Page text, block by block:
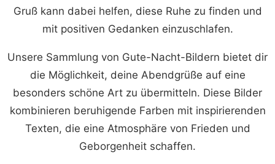
Gruß kann dabei helfen, diese Ruhe zu finden und
mit positiven Gedanken einzuschlafen.
Unsere Sammlung von Gute-Nacht-Bildern bietet dir
die Möglichkeit, deine Abendgrüße auf eine
besonders schöne Art zu übermitteln. Diese Bilder
kombinieren beruhigende Farben mit inspirierenden
Texten, die eine Atmosphäre von Frieden und
Geborgenheit schaffen.